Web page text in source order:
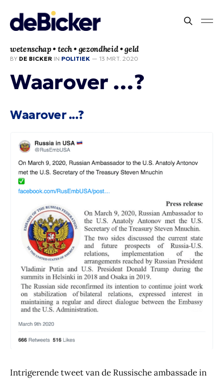
wetenschap • tech • gezondheid • geld
BY DE BICKER IN POLITIEK — 13 MRT. 2020
Waarover …?
Waarover ...?
Intrigerende tweet van de Russische ambassade in